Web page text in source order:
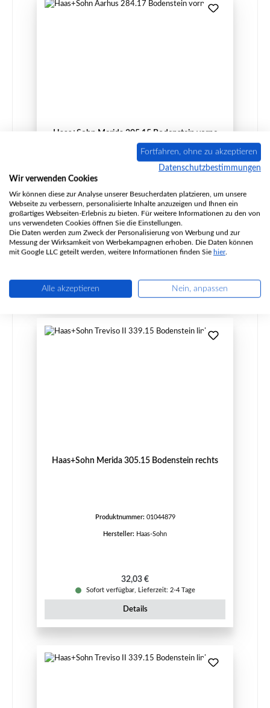
Haas+Sohn Merida 305.15 Bodenstein vorne
01044878
Hersteller:Haas-Sohn
Regulärer Preis:
32,03 €
Details
Haas+Sohn Merida 305.15 Bodenstein rechts
Produktnummer: 01044879
Hersteller: Haas-Sohn
Regulärer Preis:
32,03 €
Sofort verfügbar, Lieferzeit: 2-4 Tage
Details
Fortfahren, ohne zu akzeptieren
Datenschutzbestimmungen
Wir verwenden Cookies
Wir können diese zur Analyse unserer Besucherdaten platzieren, um unsere
Webseite zu verbessern, personalisierte Inhalte anzuzeigen und Ihnen ein
großartiges Webseiten-Erlebnis zu bieten. Für weitere Informationen zu den von
uns verwendeten Cookies öffnen Sie die Einstellungen.
Die Daten werden zum Zweck der Personalisierung von Werbung und zur
Messung der Wirksamkeit von Werbekampagnen erhoben. Die Daten können
mit Google LLC geteilt werden, weitere Informationen finden Sie hier.
Alle akzeptieren Nein, anpassen